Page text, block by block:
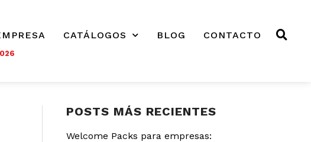
CATÁLOGOS BLOG CONTACTO
POSTS MÁS RECIENTES
Welcome Packs para empresas: